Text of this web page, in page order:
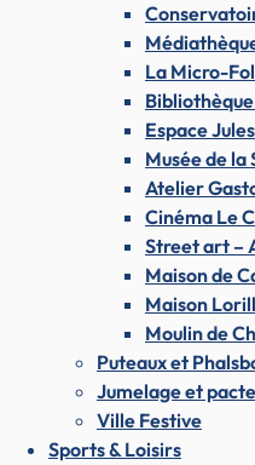
La Micro-
Espace
Musée de
Atelier
Cinéma Le
Street art –
Maison de
Maison
Moulin de
Puteaux et
Jumelage et
Ville Festive
Sports & Loisirs